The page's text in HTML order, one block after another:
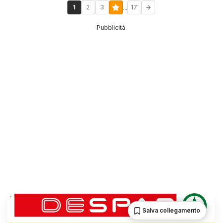
1 2 3 ... 17
Pubblicità
Salva collegamento